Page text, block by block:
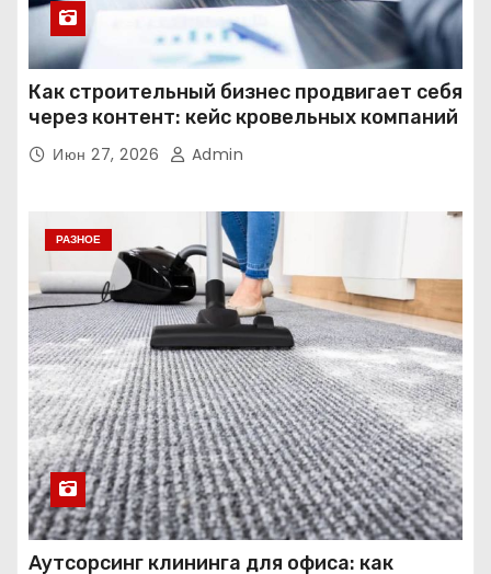
Как строительный бизнес продвигает себя
через контент: кейс кровельных компаний
Июн 27, 2026 Admin
РАЗНОЕ
Аутсорсинг клининга для офиса: как